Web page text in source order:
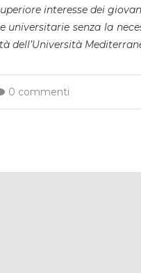
interesse dei
universitarie senza la
dell’Università
0 commenti